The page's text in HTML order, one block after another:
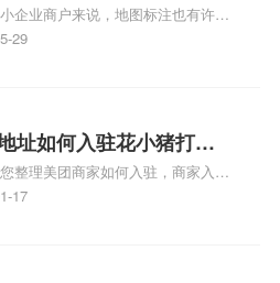
企业商户来说，地图标注也有许多
括：提高可见性和曝光率：通过在
加商户被发现的机会。方便客户导
标注可以帮助客户更容易地找到商
际位置。特别是对于新客户或不熟悉
客户来说，地图标注可以提供明确
29
址如何入驻花小猪打车
记？指路人地图标注服
铺如何入驻花小猪打车
整理美团商家如何入驻，商家入驻
家如何入驻地图、如何入驻地:、
17